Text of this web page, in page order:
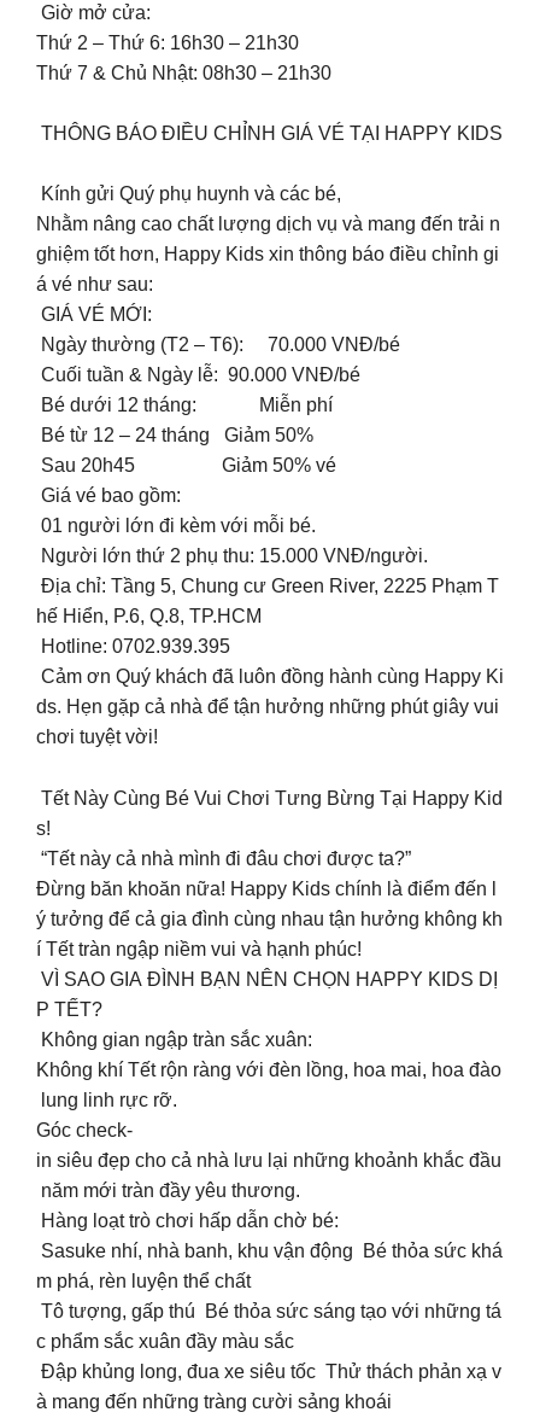
Giờ mở cửa:
Thứ 2 – Thứ 6: 16h30 – 21h30
Thứ 7 & Chủ Nhật: 08h30 – 21h30
THÔNG BÁO ĐIỀU CHỈNH GIÁ VÉ TẠI HAPPY KIDS
Kính gửi Quý phụ huynh và các bé,
Nhằm nâng cao chất lượng dịch vụ và mang đến trải n
ghiệm tốt hơn, Happy Kids xin thông báo điều chỉnh gi
á vé như sau:
GIÁ VÉ MỚI:
️ Ngày thường (T2 – T6): 70.000 VNĐ/bé
Cuối tuần & Ngày lễ: 90.000 VNĐ/bé
Bé dưới 12 tháng: Miễn phí
Bé từ 12 – 24 tháng Giảm 50%
Sau 20h45 Giảm 50% vé
Giá vé bao gồm:
01 người lớn đi kèm với mỗi bé.
‍‍ Người lớn thứ 2 phụ thu: 15.000 VNĐ/người.
Địa chỉ: Tầng 5, Chung cư Green River, 2225 Phạm T
hế Hiển, P.6, Q.8, TP.HCM
Hotline: 0702.939.395
Cảm ơn Quý khách đã luôn đồng hành cùng Happy Ki
ds. Hẹn gặp cả nhà để tận hưởng những phút giây vui
chơi tuyệt vời!
Tết Này Cùng Bé Vui Chơi Tưng Bừng Tại Happy Kid
s!
“Tết này cả nhà mình đi đâu chơi được ta?”
Đừng băn khoăn nữa! Happy Kids chính là điểm đến l
ý tưởng để cả gia đình cùng nhau tận hưởng không kh
í Tết tràn ngập niềm vui và hạnh phúc! ️
VÌ SAO GIA ĐÌNH BẠN NÊN CHỌN HAPPY KIDS DỊ
P TẾT?
Không gian ngập tràn sắc xuân:
Không khí Tết rộn ràng với đèn lồng, hoa mai, hoa đào
lung linh rực rỡ.
Góc check-
in siêu đẹp cho cả nhà lưu lại những khoảnh khắc đầu
năm mới tràn đầy yêu thương.
Hàng loạt trò chơi hấp dẫn chờ bé:
‍️ Sasuke nhí, nhà banh, khu vận động Bé thỏa sức khá
m phá, rèn luyện thể chất
Tô tượng, gấp thú Bé thỏa sức sáng tạo với những tá
c phẩm sắc xuân đầy màu sắc ️
Đập khủng long, đua xe siêu tốc Thử thách phản xạ v
à mang đến những tràng cười sảng khoái